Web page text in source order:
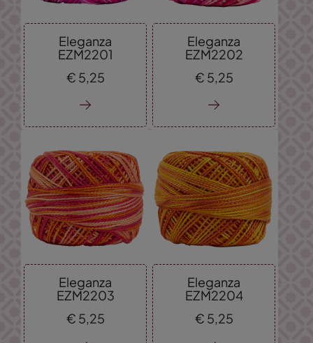
Eleganza
EZM2201
€ 5,25
Eleganza
EZM2202
€ 5,25
Eleganza
EZM2203
€ 5,25
Eleganza
EZM2204
€ 5,25